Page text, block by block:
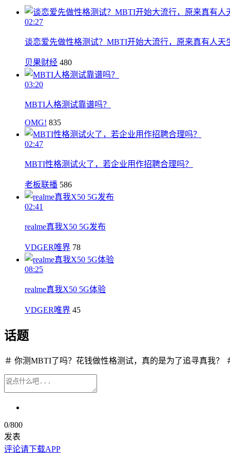
02:27
谈恋爱先做性格测试？MBTI开始大流行，原来真有人天
贝果财经 480
03:20
MBTI人格测试靠谱吗？
OMG! 835
02:47
MBTI性格测试火了，若企业用作招聘合理吗？
老板联播 586
02:41
realme真我X50 5G发布
VDGER唯界 78
08:25
realme真我X50 5G体验
VDGER唯界 45
话题
＃ 你测MBTI了吗？花钱做性格测试，真的是为了追寻真我？
0/800
发表
评论请下载APP